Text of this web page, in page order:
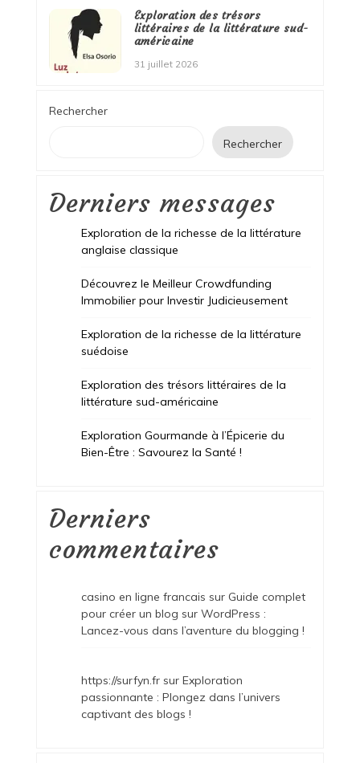
Exploration des trésors
littéraires de la littérature sud-
américaine
31 juillet 2026
Rechercher
Rechercher
Derniers messages
Exploration de la richesse de la littérature
anglaise classique
Découvrez le Meilleur Crowdfunding
Immobilier pour Investir Judicieusement
Exploration de la richesse de la littérature
suédoise
Exploration des trésors littéraires de la
littérature sud-américaine
Exploration Gourmande à l’Épicerie du
Bien-Être : Savourez la Santé !
Derniers
commentaires
casino en ligne francais sur Guide complet
pour créer un blog sur WordPress :
Lancez-vous dans l’aventure du blogging !
https://surfyn.frsur Exploration
passionnante : Plongez dans l’univers
captivant des blogs !